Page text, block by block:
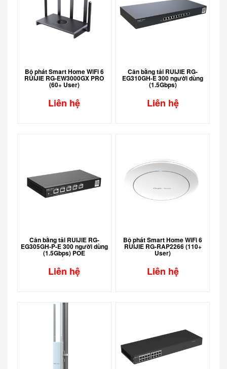
Bộ phát Smart Home WiFi 6
RUIJIE RG-EW3000GX PRO
(60+ User)
Liên hệ
Cân bằng tải RUIJIE RG-
EG310GH-E 300 người dùng
(1.5Gbps)
Liên hệ
Cân bằng tải RUIJIE RG-
EG305GH-P-E 300 người dùng
(1.5Gbps) POE
Liên hệ
Bộ phát Smart Home WiFi 6
RUIJIE RG-RAP2266 (110+
User)
Liên hệ